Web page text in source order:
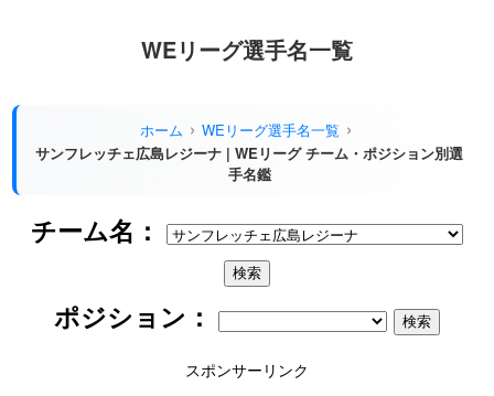
WEリーグ選手名一覧
ホーム
WEリーグ選手名一覧
サンフレッチェ広島レジーナ | WEリーグ チーム・ポジション別選
手名鑑
チーム名：
ポジション：
スポンサーリンク